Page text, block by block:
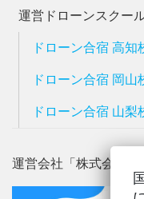
運営ドローンスクー
ドローン合宿 高知
ドローン合宿 岡山
ドローン合宿 山梨
運営会社「株式会社メ